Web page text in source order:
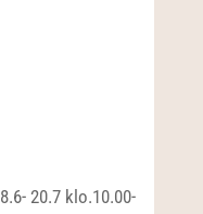
20.7 klo.10.00-